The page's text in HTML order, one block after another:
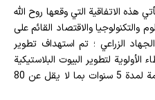
هذه الاتفاقية التي وقعها روح الله
والاقتصاد القائم على
الزراعي ؛ تم استهداف تطوير
الأولوية لتطوير البيوت البلاستيكية
ومستوطنات الصيد بتقدير خلق القيمة لمدة 5 سنوات بما لا يقل عن 80